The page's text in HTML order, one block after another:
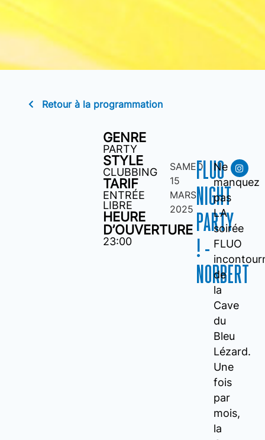
Retour à la programmation
GENRE
PARTY
STYLE
CLUBBING
TARIF
ENTRÉE
LIBRE
HEURE
D’OUVERTURE
23:00
SAMEDI
15
MARS
2025
FLUO
NIGHT
PARTY
! -
NORBERT
Ne
manquez
pas
LA
soirée
FLUO
de
la
Cave
du
Bleu
Lézard.
Une
fois
par
mois,
la